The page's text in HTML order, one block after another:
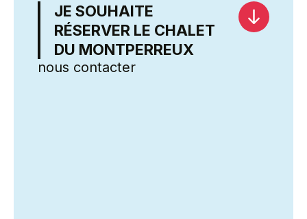
Louer le chalet du Montperreux
Nous contacter
JE SOUHAITE
RÉSERVER LE CHALET
DU MONTPERREUX
nous contacter